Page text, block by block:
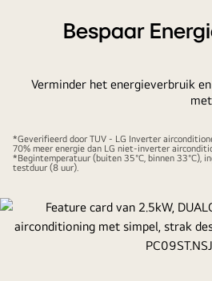
Bespaar
Verminder het energieverbruik
*Geverifieerd door TUV - LG Inverter
70% meer energie dan LG niet-inverter
*Begintemperatuur (buiten 35°C, binnen 33°C),
testduur (8 uur).